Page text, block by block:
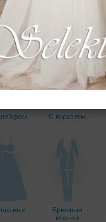
С корсетом
Брючный
костюм